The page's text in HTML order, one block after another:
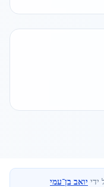
ידי יואב בן־עמי